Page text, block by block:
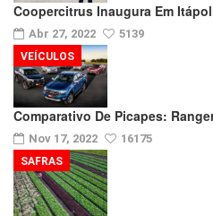
Coopercitrus Inaugura Em
Abr 27, 2022 5139
Comparativo De Picapes:
Nov 17, 2022 16175
VEÍCULOS
SAFRAS